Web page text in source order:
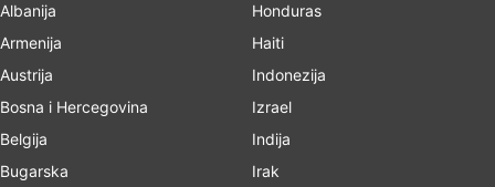
Albanija
Armenija
Austrija
Bosna i Hercegovina
Belgija
Bugarska
Honduras
Haiti
Indonezija
Izrael
Indija
Irak